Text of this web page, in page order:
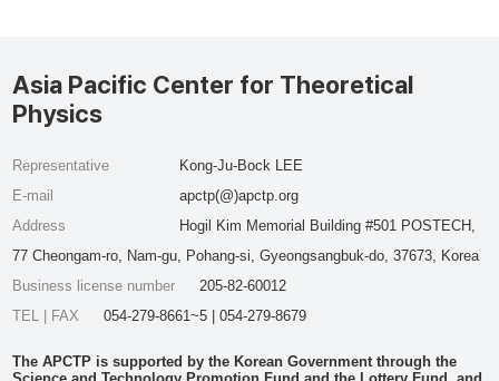
Asia Pacific Center for Theoretical
Physics
Representative
Kong-Ju-Bock LEE
E-mail
apctp(@)apctp.org
Address
Hogil Kim Memorial Building #501 POSTECH,
77 Cheongam-ro, Nam-gu, Pohang-si, Gyeongsangbuk-do, 37673, Korea
Business license number
205-82-60012
TEL | FAX
054-279-8661~5 | 054-279-8679
The APCTP is supported by the Korean Government through the